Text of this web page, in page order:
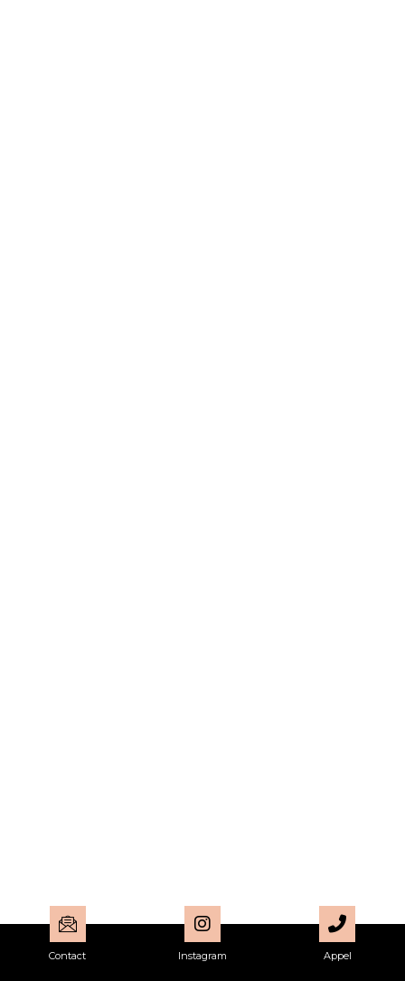
Contact Instagram Appel